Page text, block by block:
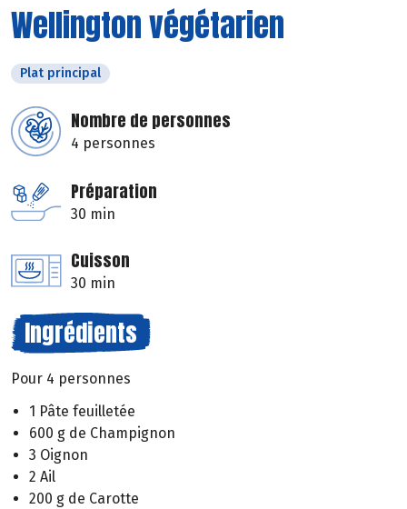
Wellington végétarien
Plat principal
Nombre de personnes
4 personnes
Préparation
30 min
Cuisson
30 min
Ingrédients
Pour 4 personnes
1 Pâte feuilletée
600 g de Champignon
3 Oignon
2 Ail
200 g de Carotte